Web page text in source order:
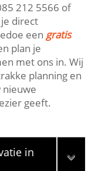
212 5566 of
direct
eengratis
plan je
met ons in. Wij
planning en
nieuwe
geeft.
in